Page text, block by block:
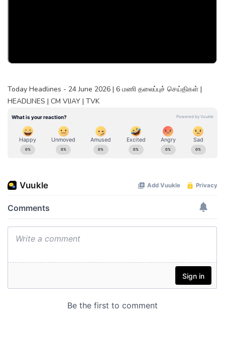
Today Headlines - 24 June 2026 | 6 மணி தலைப்புச் செய்திகள் |
HEADLINES | CM VIJAY | TVK